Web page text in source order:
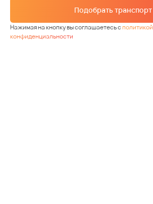
Подобрать транспорт
Нажимая на кнопку вы соглашаетесь сполитикой
конфиденциальности